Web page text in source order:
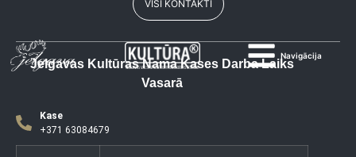
Navigācija
VISI KONTAKTI
Jelgavas Kultūras Nama Kases Darba Laiks
Vasarā
Kase
+371 63084679